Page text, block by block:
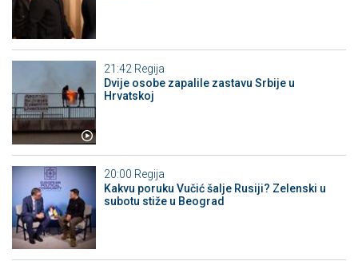
21:42 Regija
Dvije osobe zapalile zastavu Srbije u
Hrvatskoj
20:00 Regija
Kakvu poruku Vučić šalje Rusiji? Zelenski u
subotu stiže u Beograd